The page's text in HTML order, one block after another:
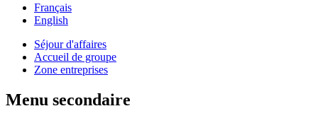
Français
English
Séjour d'affaires
Accueil de groupe
Zone entreprises
Menu secondaire